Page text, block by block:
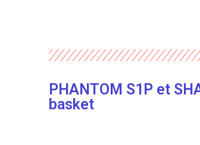
PHANTOM S1P et
basket